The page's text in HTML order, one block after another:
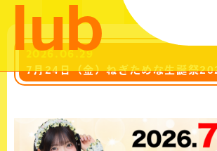
lub
UPDATED DAILY
WALLPAPER
BIRTHDAY MAIL
2026.06.29
7月24日（金）ねぎためな生誕祭